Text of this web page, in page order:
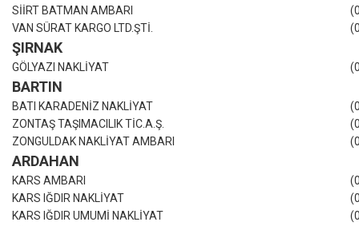
SİİRT BATMAN AMBARI
VAN SÜRAT KARGO LTD.ŞTİ.
ŞIRNAK
GÖLYAZI NAKLİYAT
BARTIN
BATI KARADENİZ NAKLİYAT
ZONTAŞ TAŞIMACILIK TİC.A.Ş.
ZONGULDAK NAKLİYAT AMBARI
ARDAHAN
KARS AMBARI
KARS IĞDIR NAKLİYAT
KARS IĞDIR UMUMİ NAKLİYAT